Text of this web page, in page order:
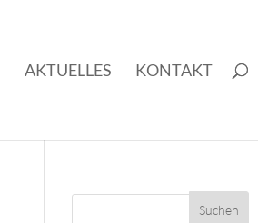
AKTUELLES KONTAKT